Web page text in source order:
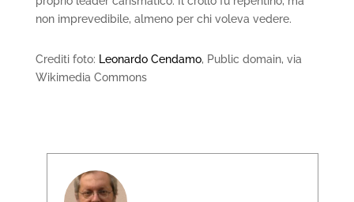
non imprevedibile, almeno per chi voleva vedere.
Crediti foto: Leonardo Cendamo, Public domain, via
Wikimedia Commons